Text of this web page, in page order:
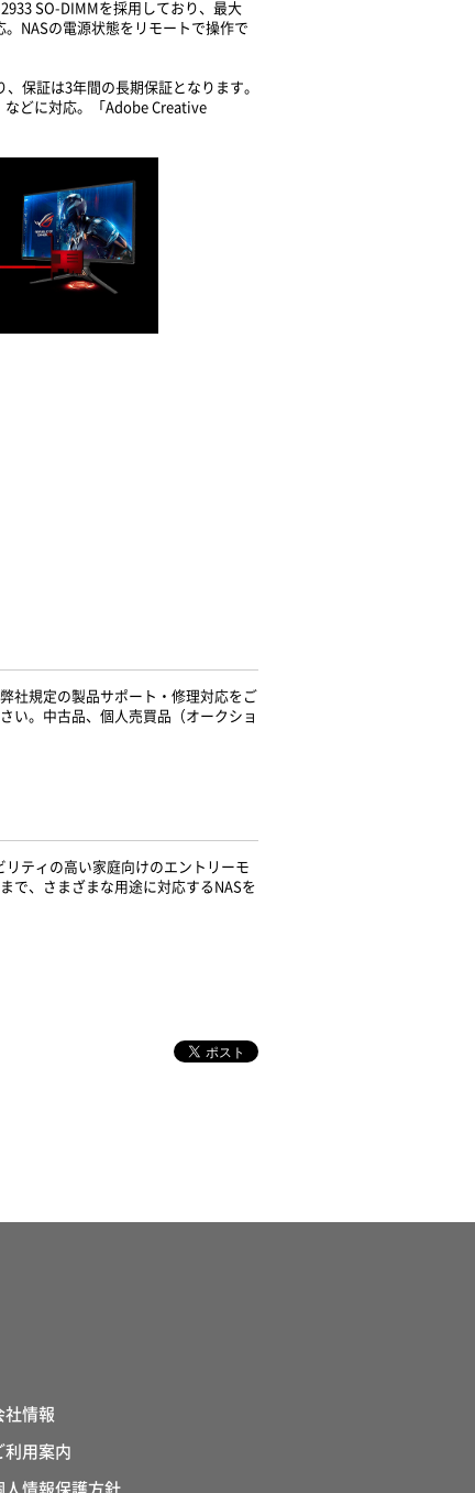
SO-DIMMを採用しており、最大
NASの電源状態をリモートで操作で
、保証は3年間の長期保証となります。
どに対応。「Adobe Creative
社規定の製品サポート・修理対応をご
い。中古品、個人売買品（オークショ
ティの高い家庭向けのエントリーモ
で、さまざまな用途に対応するNASを
社情報
利用案内
人情報保護方針